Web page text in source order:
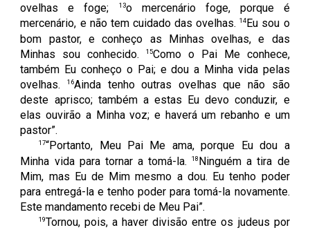
ovelhas e foge;
13o mercenário foge, porque é
mercenário, e não tem cuidado das ovelhas.14 Eu sou o
bom pastor, e conheço as Minhas ovelhas, e das
Minhas sou conhecido.15Como o Pai Me conhece,
também Eu conheço o Pai; e dou a Minha vida pelas
ovelhas.16Ainda tenho outras ovelhas que não são
deste aprisco; também a estas Eu devo conduzir, e
elas ouvirão a Minha voz; e haverá um rebanho e um
pastor”.
17“Portanto, Meu Pai Me ama, porque Eu dou a
Minha vida para tornar a tomá-la.18Ninguém a tira de
Mim, mas Eu de Mim mesmo a dou. Eu tenho poder
para entregá-la e tenho poder para tomá-la novamente.
Este mandamento recebi de Meu Pai”.
19Tornou, pois, a haver divisão entre os judeus por